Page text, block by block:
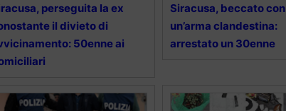
perseguita la ex
il divieto di
50enne ai
Siracusa, beccato con
un’arma clandestina:
arrestato un 30enne